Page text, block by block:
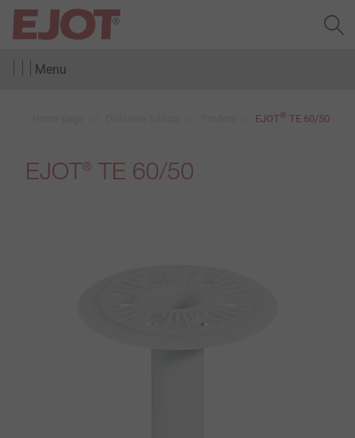
Menu
EJOT® TE 60/50
EJOT® TE 60/50